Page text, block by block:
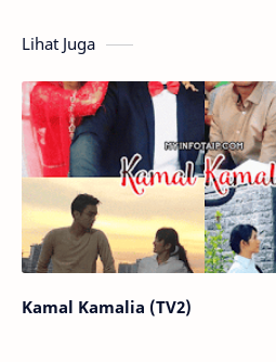
Lihat Juga
Kamal Kamalia (TV2)